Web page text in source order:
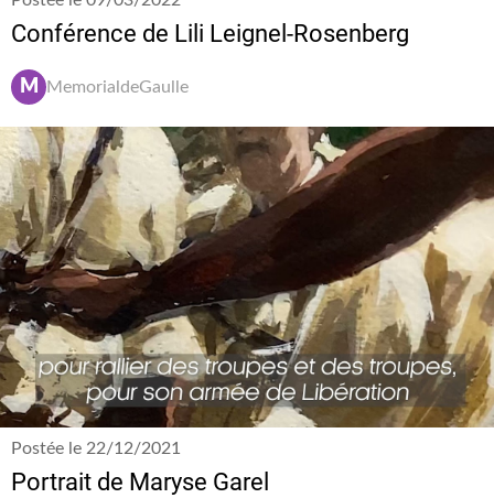
Conférence de Lili Leignel-Rosenberg
M MemorialdeGaulle
Postée le 22/12/2021
Portrait de Maryse Garel